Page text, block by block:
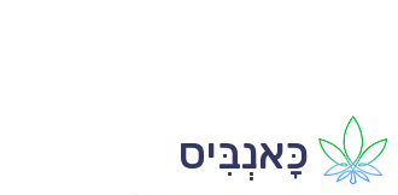
כָּאנְבִּיס